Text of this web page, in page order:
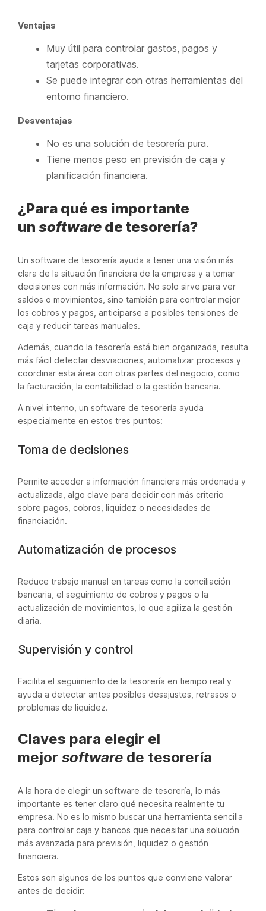
Ventajas
Muy útil para controlar gastos, pagos y
tarjetas corporativas.
Se puede integrar con otras herramientas del
entorno financiero.
Desventajas
No es una solución de tesorería pura.
Tiene menos peso en previsión de caja y
planificación financiera.
¿Para qué es importante
un software de tesorería?
Un software de tesorería ayuda a tener una visión más
clara de la situación financiera de la empresa y a tomar
decisiones con más información. No solo sirve para ver
saldos o movimientos, sino también para controlar mejor
los cobros y pagos, anticiparse a posibles tensiones de
caja y reducir tareas manuales.
Además, cuando la tesorería está bien organizada, resulta
más fácil detectar desviaciones, automatizar procesos y
coordinar esta área con otras partes del negocio, como
la facturación, la contabilidad o la gestión bancaria.
A nivel interno, un software de tesorería ayuda
especialmente en estos tres puntos:
Toma de decisiones
Permite acceder a información financiera más ordenada y
actualizada, algo clave para decidir con más criterio
sobre pagos, cobros, liquidez o necesidades de
financiación.
Automatización de procesos
Reduce trabajo manual en tareas como la conciliación
bancaria, el seguimiento de cobros y pagos o la
actualización de movimientos, lo que agiliza la gestión
diaria.
Supervisión y control
Facilita el seguimiento de la tesorería en tiempo real y
ayuda a detectar antes posibles desajustes, retrasos o
problemas de liquidez.
Claves para elegir el
mejor software de tesorería
A la hora de elegir un software de tesorería, lo más
importante es tener claro qué necesita realmente tu
empresa. No es lo mismo buscar una herramienta sencilla
para controlar caja y bancos que necesitar una solución
más avanzada para previsión, liquidez o gestión
financiera.
Estos son algunos de los puntos que conviene valorar
antes de decidir: